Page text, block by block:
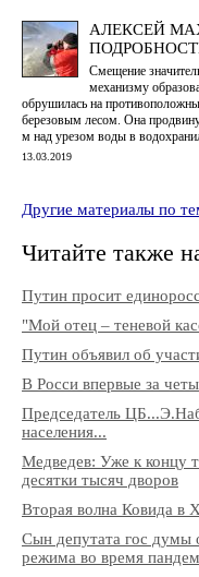
АЛЕКСЕЙ
Смещение
механизму
обрушилась на
березовым лесом. Она
м над урезом воды в
13.03.2019
Другие материалы по
Читайте также
Путин просит
"Мой отец – теневой
Путин объявил об
В Росси впервые за
Председатель
населения...
Медведев: Уже к концу
десятки тысяч дворов
Вторая волна Ковида в
Сын депутата гос думы
режима во время